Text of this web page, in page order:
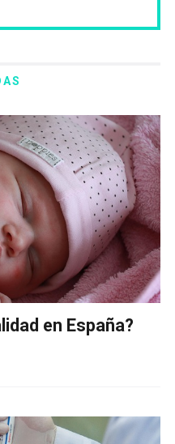
en España?